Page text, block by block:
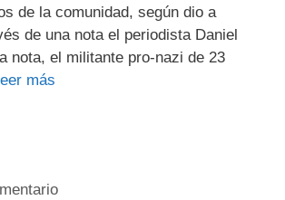
de la comunidad, según dio a
de una nota el periodista Daniel
nota, el militante pro-nazi de 23
más